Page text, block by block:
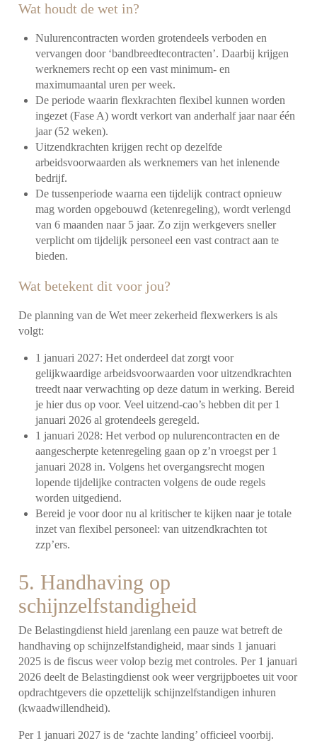
Wat houdt de wet in?
Nulurencontracten worden grotendeels verboden en
vervangen door ‘bandbreedtecontracten’. Daarbij krijgen
werknemers recht op een vast minimum- en
maximumaantal uren per week.
De periode waarin flexkrachten flexibel kunnen worden
ingezet (Fase A) wordt verkort van anderhalf jaar naar één
jaar (52 weken).
Uitzendkrachten krijgen recht op dezelfde
arbeidsvoorwaarden als werknemers van het inlenende
bedrijf.
De tussenperiode waarna een tijdelijk contract opnieuw
mag worden opgebouwd (ketenregeling), wordt verlengd
van 6 maanden naar 5 jaar. Zo zijn werkgevers sneller
verplicht om tijdelijk personeel een vast contract aan te
bieden.
Wat betekent dit voor jou?
De planning van deWet meer zekerheid flexwerkers is als
volgt:
1 januari 2027: Het onderdeel dat zorgt voor
gelijkwaardige arbeidsvoorwaarden voor uitzendkrachten
treedt naar verwachting op deze datum in werking. Bereid
je hier dus op voor. Veel uitzend-cao’s hebben dit per 1
januari 2026 al grotendeels geregeld.
1 januari 2028: Het verbod op nulurencontracten en de
aangescherpte ketenregeling gaan op z’n vroegst per 1
januari 2028 in. Volgens het overgangsrecht mogen
lopende tijdelijke contracten volgens de oude regels
worden uitgediend.
Bereid je voor door nu al kritischer te kijken naar je totale
inzet van flexibel personeel: van uitzendkrachten tot
zzp’ers.
5. Handhaving op
schijnzelfstandigheid
De Belastingdienst hield jarenlang een pauze wat betreft de
handhaving op schijnzelfstandigheid, maar sinds 1 januari
2025 is de fiscus weer volop bezig met controles. Per 1 januari
2026 deelt de Belastingdienst ook weer vergrijpboetes uit voor
opdrachtgevers die opzettelijk schijnzelfstandigen inhuren
(kwaadwillendheid).
Per 1 januari 2027 is de ‘zachte landing’ officieel voorbij.